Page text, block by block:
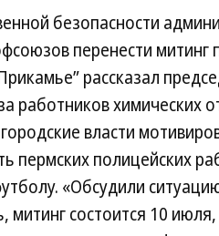
безопасности
перенести
рассказал
работников химических
власти
пермских полицейских
«Обсудили
митинг состоится 10